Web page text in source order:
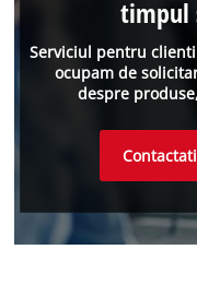
Serviciul pentru
ocupam de
despre
timpul